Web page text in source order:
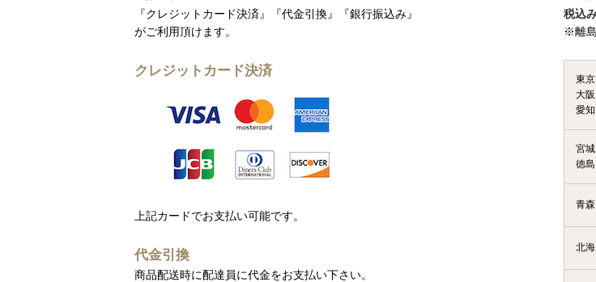
『クレジットカード決済』『代金引換』『銀行振込み』
がご利用頂けます。
クレジットカード決済
上記カードでお支払い可能です。
代金引換
商品配送時に配達員に代金をお支払い下さい。
税込
※離
東
大
愛
宮
徳
青
北